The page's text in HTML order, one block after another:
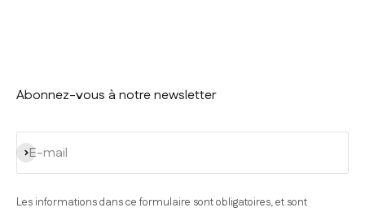
Abonnez-vous à notre newsletter
E-mail
S'inscrire
Les informations dans ce formulaire sont obligatoires, et sont